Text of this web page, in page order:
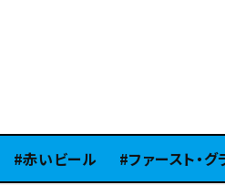
いビール ファースト・グラス